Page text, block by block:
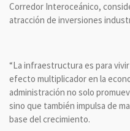
Corredor Interoceánico,
atracción de inversiones
“La infraestructura es para
efecto multiplicador en la
administración no solo
sino que también impulsa de
base del crecimiento.